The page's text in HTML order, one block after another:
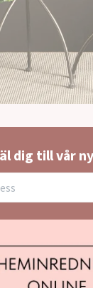
dig till vår